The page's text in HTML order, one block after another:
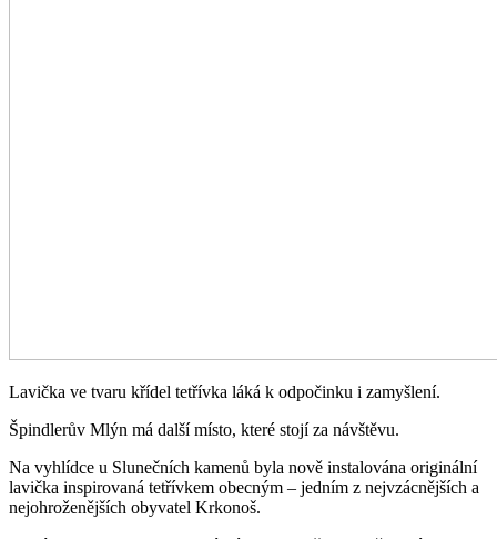
Lavička ve tvaru křídel tetřívka láká k odpočinku i zamyšlení.
Špindlerův Mlýn má další místo, které stojí za návštěvu.
Na vyhlídce u Slunečních kamenů byla nově instalována originální
lavička inspirovaná tetřívkem obecným – jedním z nejvzácnějších a
nejohroženějších obyvatel Krkonoš.